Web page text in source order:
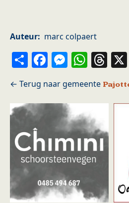
Auteur marc colpaert
ShareFacebook